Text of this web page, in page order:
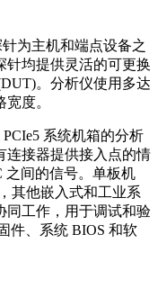
为主机和端点设备之
针均提供灵活的可更换
。分析仪使用多达
度。
系统机箱的分析
连接器提供接入点的情
之间的信号。单板机
其他嵌入式和工业系
同工作，用于调试和验
件、系统 BIOS 和软